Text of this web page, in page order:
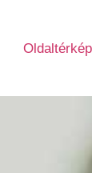
Oldaltérkép